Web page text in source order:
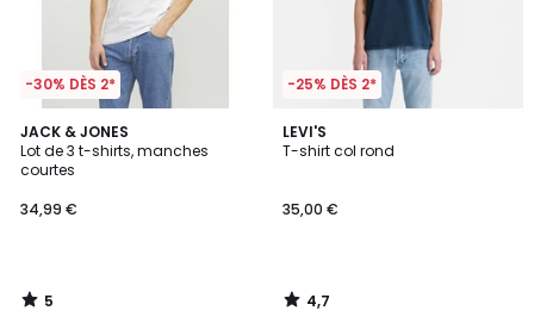
-30% DÈS 2*
JACK & JONES
Lot de 3 t-shirts, manches
courtes
34,99 €
5
/
5
5
/
-25% DÈS 2*
LEVI'S
T-shirt col rond
35,00 €
4,7
/ 5
4,7
/